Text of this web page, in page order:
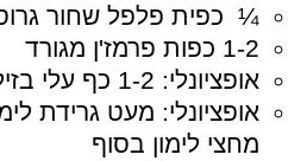
¼ כפית פלפל שחור
1-2 כפות פרמז'ן מגורד
אופציונלי: 1-2 כף עלי בזיליקום.
אופציונלי: מעט גרידת
מחצי לימון בסוף